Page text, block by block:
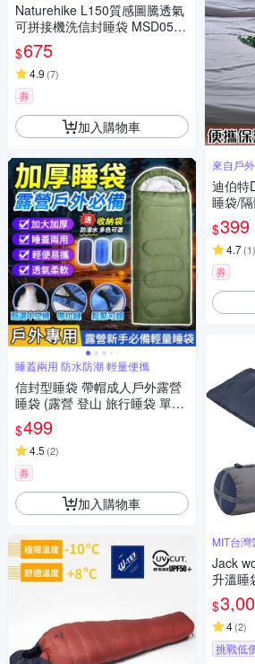
Naturehike L150質感圖騰透氣
可拼接機洗信封睡袋 MSD05
三色任選
$675
4.9 (7)
券
加入購物車
睡蓋兩用 防水防潮 輕量便攜
信封型睡袋 帶帽成人戶外露營
睡袋 (露營 登山 旅行睡袋 單人
睡袋 超輕睡袋)
$499
4.5 (2)
券
加入購物車
來自戶
迪伯特
睡袋/
$399
4.7(1)
券
MIT台灣
Jack
升溫睡
$
4(2)
挑戰低